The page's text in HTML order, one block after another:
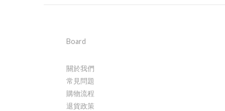
Board
關於我們
常見問題
購物流程
退貨政策